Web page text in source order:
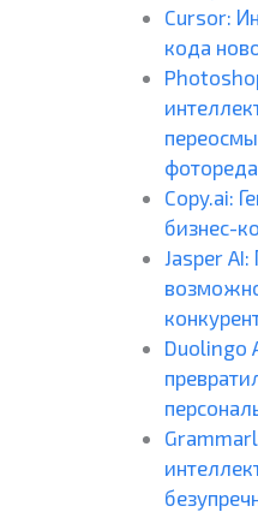
Cursor:
кода
Copy.ai:
бизнес-
Jasper
Duolingo